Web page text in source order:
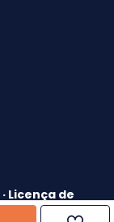
· Licença de
política de